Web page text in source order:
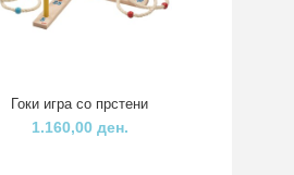
Гоки игра со прстени
1.160,00 ден.